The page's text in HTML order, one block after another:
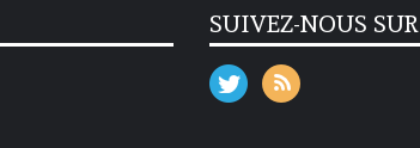
SUIVEZ-NOUS SUR